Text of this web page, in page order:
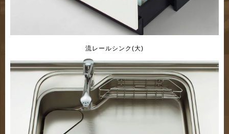
流レールシンク(大)